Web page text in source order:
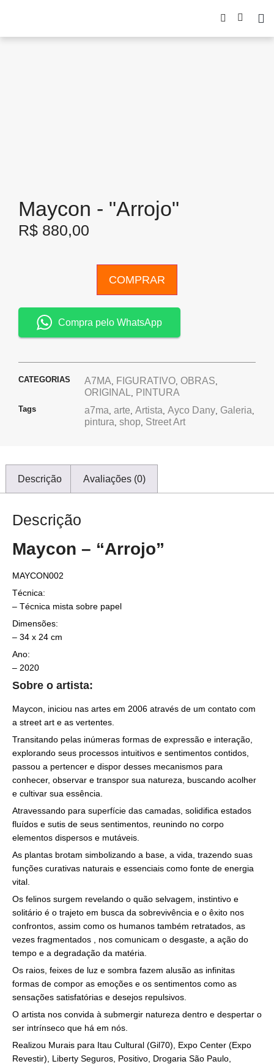
Maycon - "Arrojo"
R$ 880,00
COMPRAR
Compra pelo WhatsApp
CATEGORIAS A7MA, FIGURATIVO, OBRAS,
ORIGINAL, PINTURA
Tags a7ma, arte, Artista, Ayco Dany, Galeria,
pintura, shop, Street Art
Descrição Avaliações (0)
Descrição
Maycon – “Arrojo”
MAYCON002
Técnica:
– Técnica mista sobre papel
Dimensões:
– 34 x 24 cm
Ano:
– 2020
Sobre o artista:
Maycon, iniciou nas artes em 2006 através de um contato com
a street art e as vertentes.
Transitando pelas inúmeras formas de expressão e interação,
explorando seus processos intuitivos e sentimentos contidos,
passou a pertencer e dispor desses mecanismos para
conhecer, observar e transpor sua natureza, buscando acolher
e cultivar sua essência.
Atravessando para superfície das camadas, solidifica estados
fluídos e sutis de seus sentimentos, reunindo no corpo
elementos dispersos e mutáveis.
As plantas brotam simbolizando a base, a vida, trazendo suas
funções curativas naturais e essenciais como fonte de energia
vital.
Os felinos surgem revelando o quão selvagem, instintivo e
solitário é o trajeto em busca da sobrevivência e o êxito nos
confrontos, assim como os humanos também retratados, as
vezes fragmentados , nos comunicam o desgaste, a ação do
tempo e a degradação da matéria.
Os raios, feixes de luz e sombra fazem alusão as infinitas
formas de compor as emoções e os sentimentos como as
sensações satisfatórias e desejos repulsivos.
O artista nos convida à submergir natureza dentro e despertar o
ser intrínseco que há em nós.
Realizou Murais para Itau Cultural (Gil70), Expo Center (Expo
Revestir), Liberty Seguros, Positivo, Drogaria São Paulo,